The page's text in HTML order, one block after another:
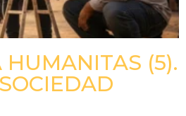
HUMANITAS (5).